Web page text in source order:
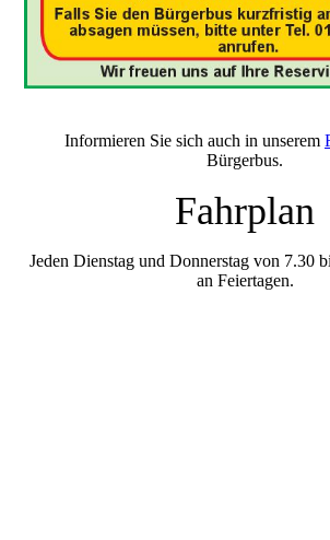
Informieren Sie sich auch in unserem
Bürgerbus.
Fahrplan
Jeden Dienstag und Donnerstag von 7.30
an Feiertagen.